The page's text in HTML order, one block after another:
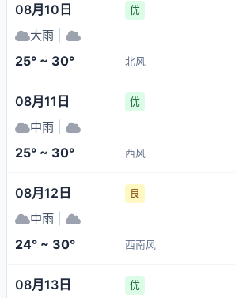
08月10日 优
大雨
25° ~ 30° 北风
08月11日 优
中雨
25° ~ 30° 西风
08月12日 良
中雨
24° ~ 30° 西南风
08月13日 优